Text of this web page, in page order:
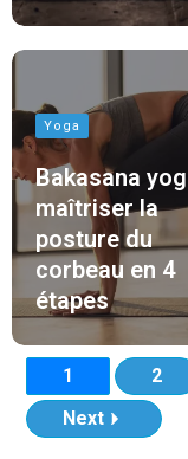
Yoga
Bakasana
maîtriser la
posture du
corbeau en 4
étapes
1 2
Next